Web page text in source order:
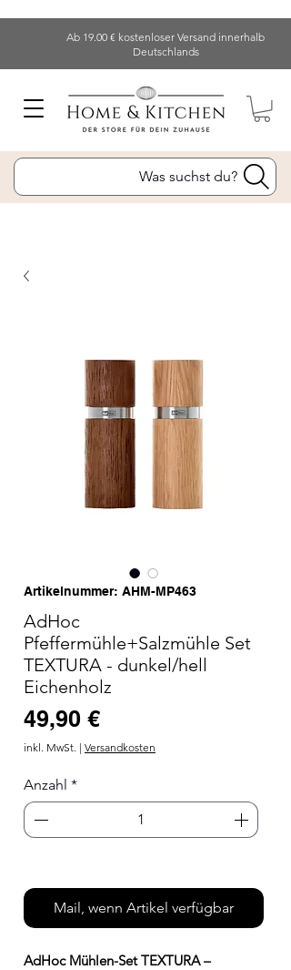
Ab 19.00 € kostenloser Versand innerhalb
Deutschlands
Was suchst du?
Artikelnummer: AHM-MP463
AdHoc
Pfeffermühle+Salzmühle Set
TEXTURA - dunkel/hell
Eichenholz
49,90 €Preis
inkl. MwSt. | Versandkosten
Anzahl *
Mail, wenn Artikel verfügbar
AdHoc Mühlen-Set TEXTURA –